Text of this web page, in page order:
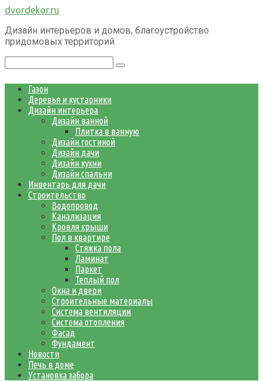
Перейти
контенту
dvordekor.ru
Дизайн интерьеров и домов, благоустройство
придомовых территорий
Газон
Деревья и кустарники
Дизайн интерьера
Дизайн ванной
Плитка в ванную
Дизайн гостиной
Дизайн дачи
Дизайн кухни
Дизайн спальни
Инвентарь для дачи
Строительство
Водопровод
Канализация
Кровля крыши
Пол в квартире
Стяжка пола
Ламинат
Паркет
Теплый пол
Окна и двери
Строительные материалы
Система вентиляции
Система отопления
Фасад
Фундамент
Новости
Печь в доме
Установка забора